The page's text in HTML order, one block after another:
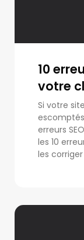
10
votre
Si votre
erreurs
les 10
les corriger